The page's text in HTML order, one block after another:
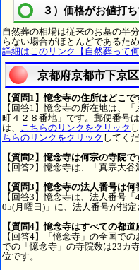
３）価格がお値打
自然葬の相場は従来のお墓の半
らない場合がほとんどであるた
詳細はこのリンク【自然葬って何
京都府京都市下京
【質問1】憶念寺の住所はどこで
【回答1】憶念寺の所在地は、
町４２８番地」です。郵便番号
は、 こちらのリンクをクリック
ちらのリンクをクリック してく
【質問2】憶念寺は何宗の寺院で
【回答2】憶念寺は、「真宗大谷
【質問3】憶念寺の法人番号は何
【回答3】憶念寺は、法人番号
05(月曜日)」に、法人番号が指定
【質問4】憶念寺はすべての都
【回答4】「憶念寺」の全国で
での「憶念寺」の寺院数は23カ
位です。